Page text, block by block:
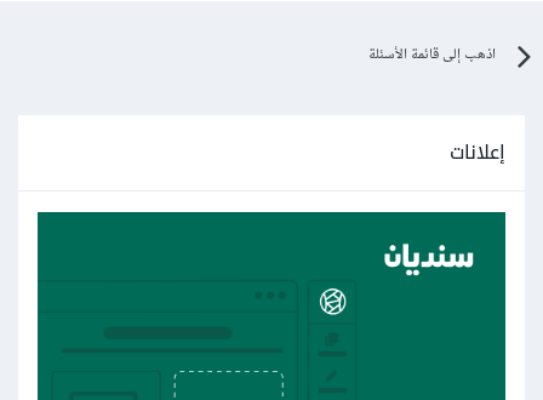
اذهب إلى قائمة الأسئلة
إعلانات